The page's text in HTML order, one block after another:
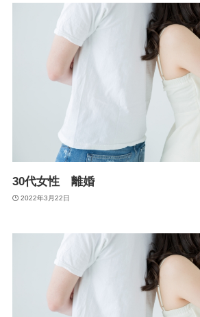
30代女性 離婚
2022年3月22日